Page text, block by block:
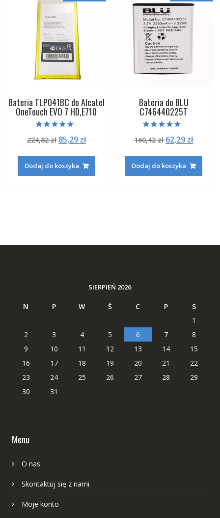
Bateria TLP041BC do Alcatel
OneTouch EVO 7 HD,E710
5.00
na 5
224,82zł Pierwotna
wynosiła:
224,82 zł.
85,29 złAktualna
85,29 zł.
Dodaj do koszyka
Bateria do BLU
C746440225T
5.00
na 5
160,42zł Pierwotna
wynosiła:
160,42 zł.
62,29 zł
62,29
Dodaj do koszyka
SIERPIEŃ 2026
N P W Ś C P
S
1
2
3 4 5 6 7
8
9
10 11 12 13 14
15
16
17 18 19 20 21
22
23
24 25 26 27 28
29
30
31
Menu
O nas
Skontaktuj się z nami
Moje konto